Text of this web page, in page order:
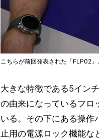
こちらが前回発表された「FLP02
大きな特徴である5イン
の由来になっているフロ
いる。その下にある操作
止用の電源ロック機能な